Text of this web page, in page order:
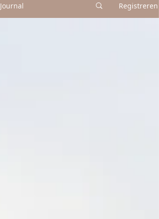
Journal Registreren